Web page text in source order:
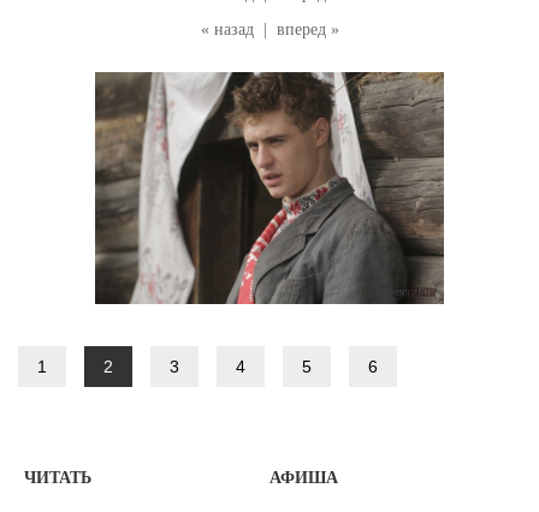
« назад
вперед »
1 2 3 4 5 6
ЧИТАТЬ АФИША